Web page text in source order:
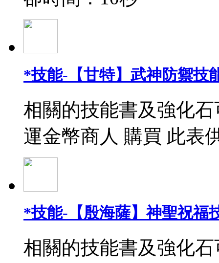
*技能-【甘特】武神防禦技
相關的技能書及強化
運金幣商人 購買 此表
*技能-【殷海薩】神聖祝福
相關的技能書及強化